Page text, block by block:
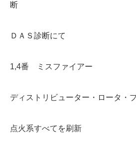
断
ＤＡＳ診断にて
1,4番 ミスファイアー
ディストリビューター・ロータ・
点火系すべてを刷新